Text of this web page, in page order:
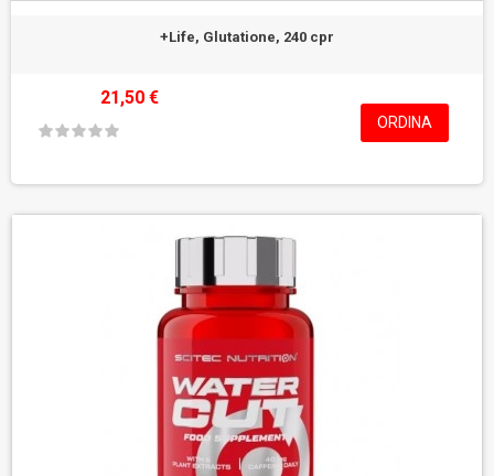
+Life, Glutatione, 240 cpr
21,50 €
ORDINA